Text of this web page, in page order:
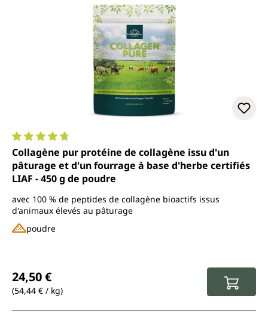
Note moyenne de 4.7 sur 5 étoiles
Collagène pur protéine de collagène issu d'un
pâturage et d'un fourrage à base d'herbe certifiés
LIAF - 450 g de poudre
avec 100 % de peptides de collagène bioactifs issus
d'animaux élevés au pâturage
poudre
24,50 €
(54,44 € / kg)